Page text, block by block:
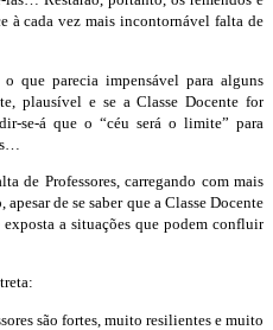
à cada vez mais incontornável falta de
que parecia impensável para alguns
plausível e se a Classe Docente for
se-á que o “céu será o limite” para
de Professores, carregando com mais
de se saber que a Classe Docente
a situações que podem confluir
são fortes, muito resilientes e muito